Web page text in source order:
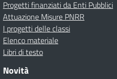
Progetti finanziati da Enti Pubblici
Attuazione Misure PNRR
I progetti delle classi
Elenco materiale
Libri di testo
Novità